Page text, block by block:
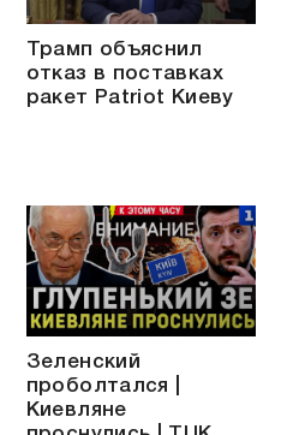
Трамп объяснил
отказ в поставках
ракет Patriot Киеву
Зеленский
проболтался |
Киевляне